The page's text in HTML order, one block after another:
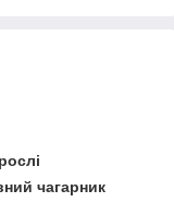
чагарник